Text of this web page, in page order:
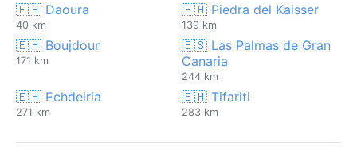
🇪🇭 Daoura
40 km
🇪🇭 Piedra del Kaisser
139 km
🇪🇭 Boujdour
171 km
🇪🇸 Las Palmas de Gran
Canaria
244 km
🇪🇭 Echdeiria
271 km
🇪🇭 Tifariti
283 km